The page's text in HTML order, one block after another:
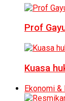
Prof
Kuasa
Ekonomi &